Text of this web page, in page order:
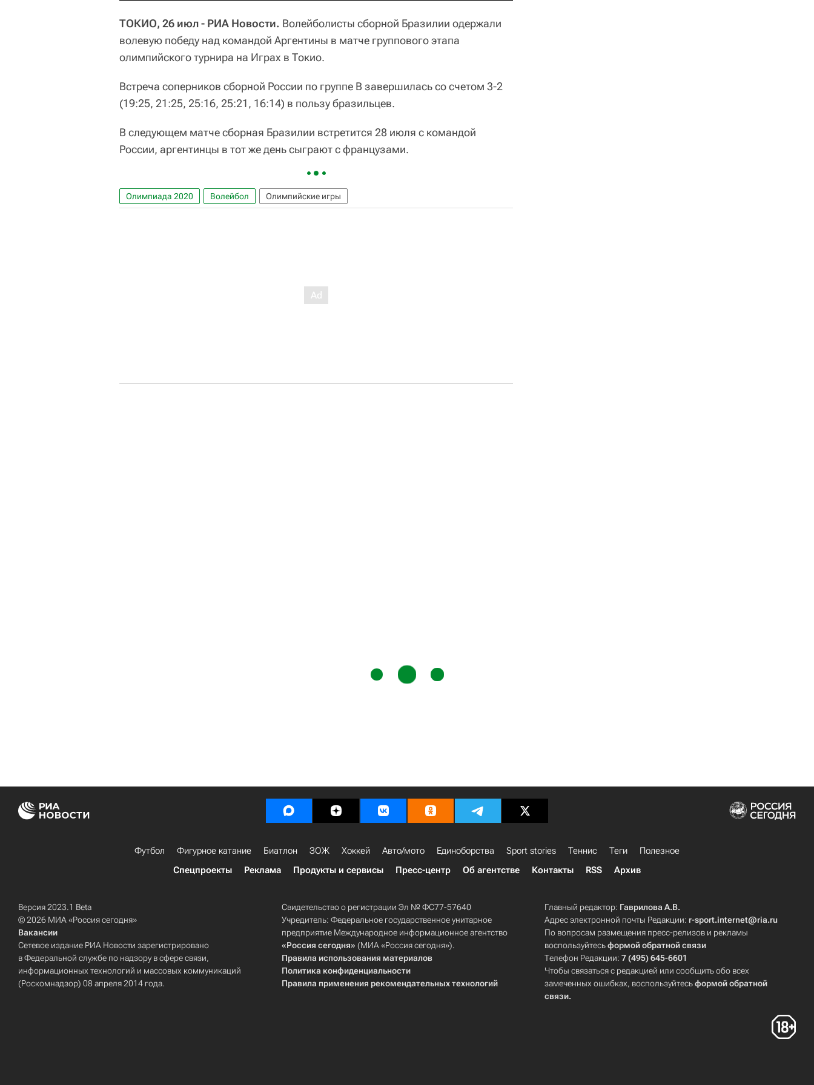
ТОКИО, 26 июл - РИА Новости. Волейболисты сборной Бразилии одержали
волевую победу над командой Аргентины в матче группового этапа
олимпийского турнира на Играх в Токио.
Встреча соперников сборной России по группе B завершилась со счетом 3-2
(19:25, 21:25, 25:16, 25:21, 16:14) в пользу бразильцев.
В следующем матче сборная Бразилии встретится 28 июля с командой
России, аргентинцы в тот же день сыграют с французами.
Олимпиада 2020 Волейбол Олимпийские игры
Футбол Фигурное катание Биатлон ЗОЖ Хоккей Авто/мото Единоборства Sport stories Теннис Теги
Полезное
Спецпроекты
Реклама Продукты и сервисы Пресс-центр Об агентстве Контакты RSS Архив
Версия 2023.1 Beta
© 2026 МИА «Россия сегодня»
Вакансии
Сетевое издание РИА Новости зарегистрировано
в Федеральной службе по надзору в сфере связи,
информационных технологий и массовых коммуникаций
(Роскомнадзор) 08 апреля 2014 года.
Свидетельство о регистрации Эл № ФС77-57640
Учредитель: Федеральное государственное унитарное
предприятие Международное информационное агентство
«Россия сегодня» (МИА «Россия сегодня»).
Правила использования материалов
Политика конфиденциальности
Правила применения рекомендательных технологий
Главный редактор: Гаврилова А.В.
Адрес электронной почты Редакции: r-sport.internet@ria.ru
По вопросам размещения пресс-релизов и рекламы
воспользуйтесьформой обратной связи
Телефон Редакции:7 (495) 645-6601
Чтобы связаться с редакцией или сообщить обо всех
замеченных ошибках, воспользуйтесьформой обратной
связи.